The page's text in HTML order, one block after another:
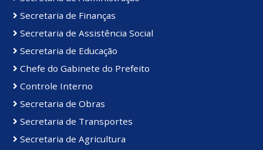
Secretaria de Finanças
Secretaria de Assistência Social
Secretaria de Educação
Chefe do Gabinete do Prefeito
Controle Interno
Secretaria de Obras
Secretaria de Transportes
Secretaria de Agricultura